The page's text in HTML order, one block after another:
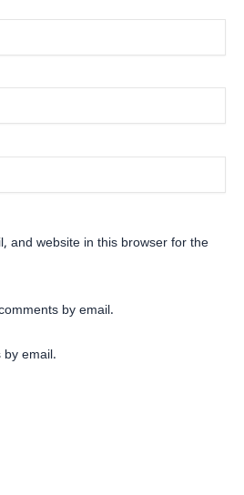
and website in this browser for the
by email.
by email.